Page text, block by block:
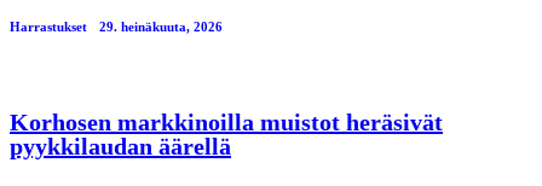
Harrastukset 29. heinäkuuta, 2026
Korhosen markkinoilla muistot heräsivät
pyykkilaudan äärellä